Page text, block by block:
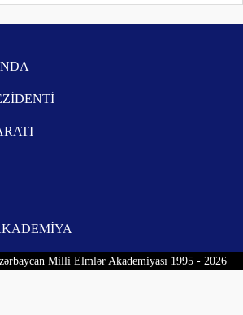
Milli Elmlər Akademiyası 1995 - 2026